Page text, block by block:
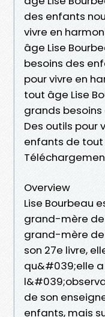
des enfants
vivre en
âge Lise
besoins des
pour vivre en
tout âge Lise
grands
Des outils pour
enfants de tout
Overview
Lise Bourbeau
grand-mère
grand-mère de
son 27e livre,
qu&#039;elle
de son
enfants, mais